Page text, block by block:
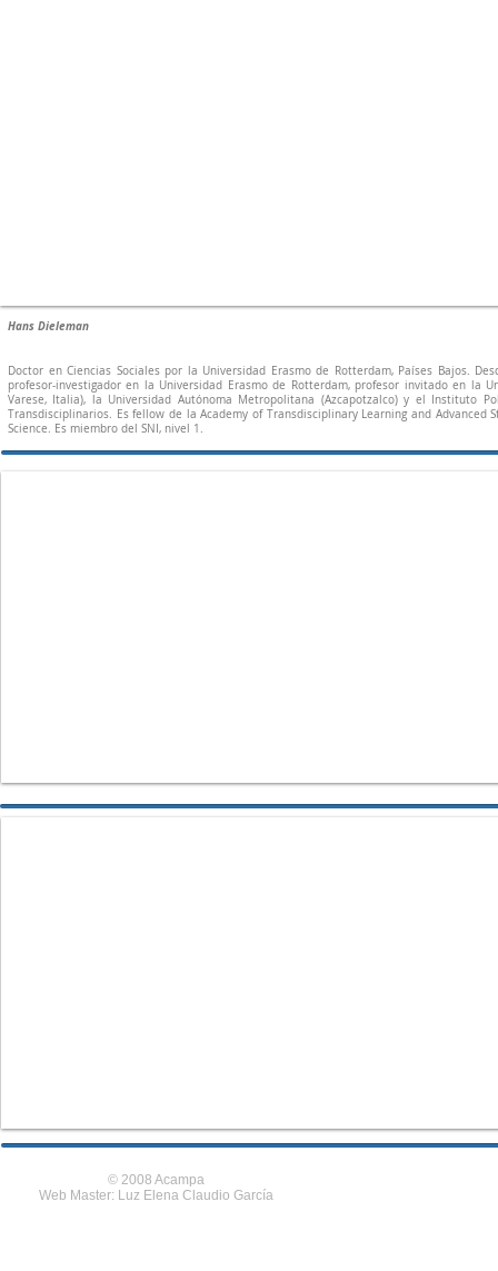
Hans Dieleman
Doctor en Ciencias Sociales por la Universidad Erasmo de Rotterdam, Países Bajos.
profesor-investigador en la Universidad Erasmo de Rotterdam, profesor invitado en la
Varese, Italia), la Universidad Autónoma Metropolitana (Azcapotzalco) y el Instituto
Transdisciplinarios. Es fellow de la Academy of Transdisciplinary Learning and
Science. Es miembro del SNI, nivel 1.
© 2008 Acampa
Web Master: Luz Elena Claudio García